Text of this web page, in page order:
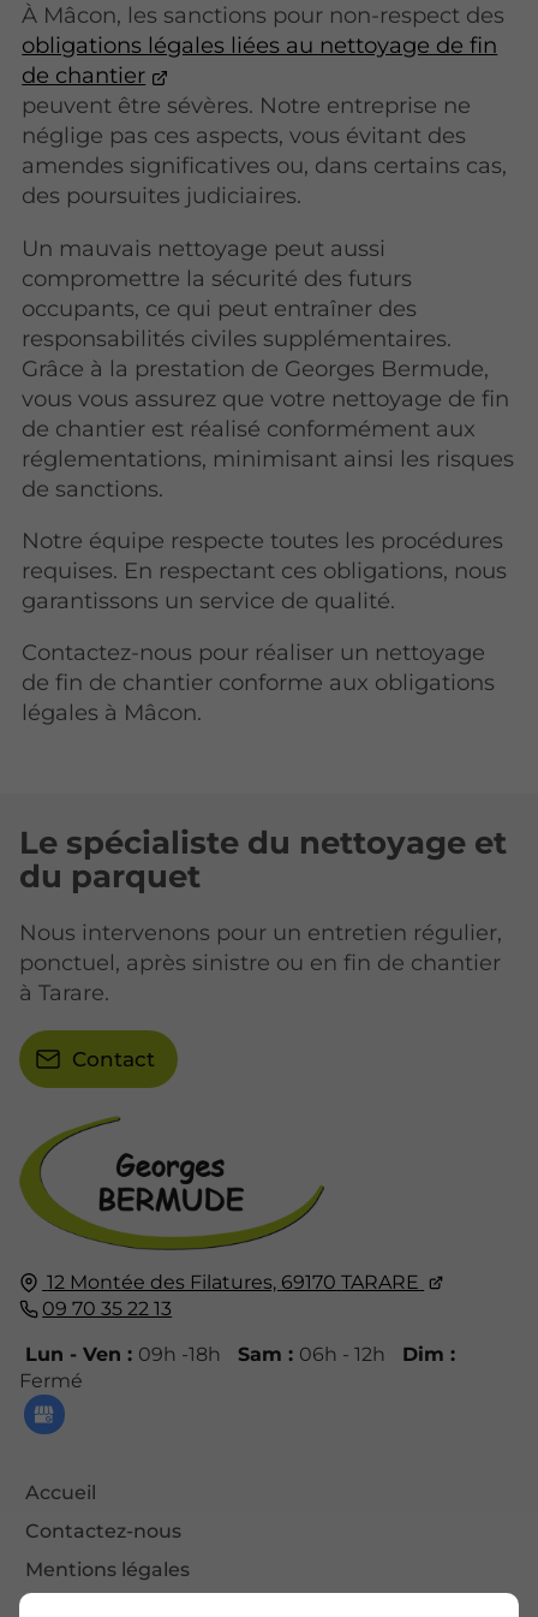
À Mâcon, les sanctions pour non-respect des
obligations légales liées au nettoyage de fin
de chantier
peuvent être sévères. Notre entreprise ne
néglige pas ces aspects, vous évitant des
amendes significatives ou, dans certains cas,
des poursuites judiciaires.
Un mauvais nettoyage peut aussi
compromettre la sécurité des futurs
occupants, ce qui peut entraîner des
responsabilités civiles supplémentaires.
Grâce à la prestation de Georges Bermude,
vous vous assurez que votre nettoyage de fin
de chantier est réalisé conformément aux
réglementations, minimisant ainsi les risques
de sanctions.
Notre équipe respecte toutes les procédures
requises. En respectant ces obligations, nous
garantissons un service de qualité.
Contactez-nous pour réaliser un nettoyage
de fin de chantier conforme aux obligations
légales à Mâcon.
12 Montée des Filatures, 69170 TARARE
09 70 35 22 13
Lun - Ven : 09h -18h Sam : 06h - 12h
Dim :
Fermé
Accueil
Contactez-nous
Mentions légales
Le spécialiste du nettoyage et
du parquet
Nous intervenons pour un entretien régulier,
ponctuel, après sinistre ou en fin de chantier
à Tarare.
Contact